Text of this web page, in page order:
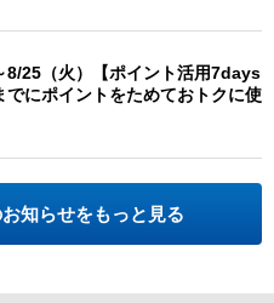
25（火）【ポイント活用7days
でにポイントをためておトクに使
知らせをもっと見る